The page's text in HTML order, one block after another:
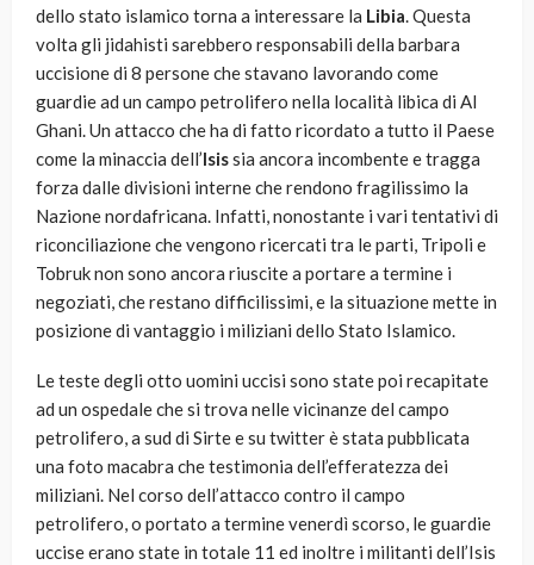
dello stato islamico torna a interessare la Libia. Questa
volta gli jidahisti sarebbero responsabili della barbara
uccisione di 8 persone che stavano lavorando come
guardie ad un campo petrolifero nella località libica di Al
Ghani. Un attacco che ha di fatto ricordato a tutto il Paese
come la minaccia dell’Isissia ancora incombente e tragga
forza dalle divisioni interne che rendono fragilissimo la
Nazione nordafricana. Infatti, nonostante i vari tentativi di
riconciliazione che vengono ricercati tra le parti, Tripoli e
Tobruk non sono ancora riuscite a portare a termine i
negoziati, che restano difficilissimi, e la situazione mette in
posizione di vantaggio i miliziani dello Stato Islamico.
Le teste degli otto uomini uccisi sono state poi recapitate
ad un ospedale che si trova nelle vicinanze del campo
petrolifero, a sud di Sirte e su twitter è stata pubblicata
una foto macabra che testimonia dell’efferatezza dei
miliziani. Nel corso dell’attacco contro il campo
petrolifero, o portato a termine venerdì scorso, le guardie
uccise erano state in totale 11 ed inoltre i militanti dell’Isis